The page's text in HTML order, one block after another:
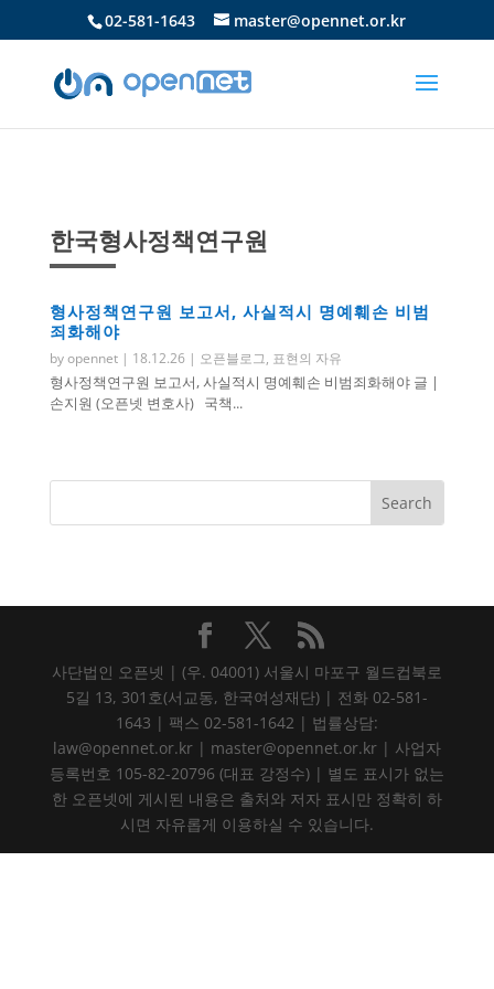
02-581-1643 master@opennet.or.kr
한국형사정책연구원
형사정책연구원 보고서, 사실적시 명예훼손 비범
죄화해야
byopennet| 18.12.26| 오픈블로그, 표현의 자유
형사정책연구원 보고서, 사실적시 명예훼손 비범죄화해야 글 |
손지원 (오픈넷 변호사) 국책...
사단법인 오픈넷 | (우. 04001) 서울시 마포구 월드컵북로
5길 13, 301호(서교동, 한국여성재단) | 전화 02-581-
1643 | 팩스 02-581-1642 | 법률상담:
law@opennet.or.kr | master@opennet.or.kr | 사업자
등록번호 105-82-20796 (대표 강정수) | 별도 표시가 없는
한 오픈넷에 게시된 내용은 출처와 저자 표시만 정확히 하
시면 자유롭게 이용하실 수 있습니다.